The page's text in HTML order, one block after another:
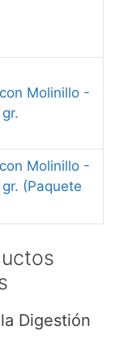
Molinillo -
Molinillo -
(Paquete
Digestión